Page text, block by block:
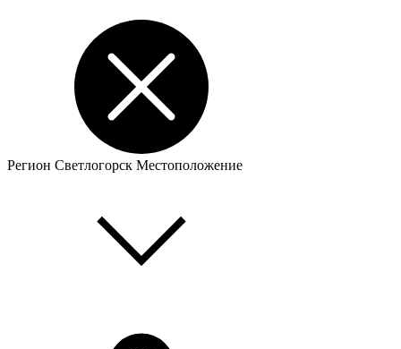
Регион Светлогорск Местоположение